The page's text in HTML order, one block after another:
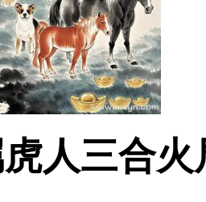
人三合